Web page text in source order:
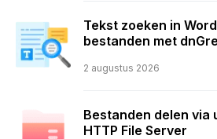
Tekst zoeken in
bestanden met
2 augustus 2026
Bestanden delen via
HTTP File Server